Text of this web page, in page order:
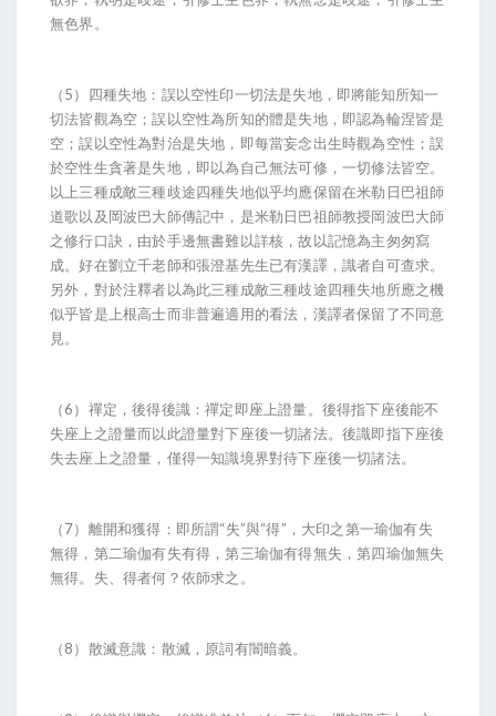
無色界。
（5）四種失地：誤以空性印一切法是失地，即將能知所知一
切法皆觀為空；誤以空性為所知的體是失地，即認為輪涅皆是
空；誤以空性為對治是失地，即每當妄念出生時觀為空性；誤
於空性生貪著是失地，即以為自己無法可修，一切修法皆空。
以上三種成敵三種歧途四種失地似乎均應保留在米勒日巴祖師
道歌以及岡波巴大師傳記中，是米勒日巴祖師教授岡波巴大師
之修行口訣，由於手邊無書難以詳核，故以記憶為主匆匆寫
成。好在劉立千老師和張澄基先生已有漢譯，識者自可查求。
另外，對於注釋者以為此三種成敵三種歧途四種失地所應之機
似乎皆是上根高士而非普遍適用的看法，漢譯者保留了不同意
見。
（6）禪定，後得後識：禪定即座上證量。後得指下座後能不
失座上之證量而以此證量對下座後一切諸法。後識即指下座後
失去座上之證量，僅得一知識境界對待下座後一切諸法。
（7）離開和獲得：即所謂“失”與“得”，大印之第一瑜伽有失
無得，第二瑜伽有失有得，第三瑜伽有得無失，第四瑜伽無失
無得。失、得者何？依師求之。
（8）散滅意識：散滅，原詞有闇暗義。